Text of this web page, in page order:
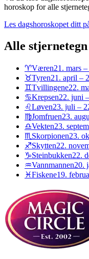
horoskop for alle
Les dagshoroskopet ditt
Alle stjernetegn
♈Væren21. mars
♉Tyren21. april –
♊Tvillingene22.
♋Krepsen22. juni
♌Løven23. juli –
♍Jomfruen23.
♎Vekten23.
♏ Skorpionen23.
♐Skytten22.
♑Steinbukken22.
♒Vannmannen20.
♓Fiskene19.